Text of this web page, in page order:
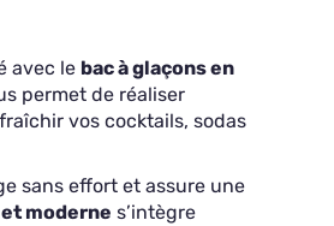
avec le bac à glaçons en
permet de réaliser
vos cocktails, sodas
sans effort et assure une
moderne s’intègre